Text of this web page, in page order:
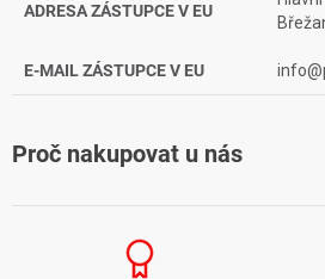
ADRESA ZÁSTUPCE V EU
E-MAIL ZÁSTUPCE V EU
Proč nakupovat u nás